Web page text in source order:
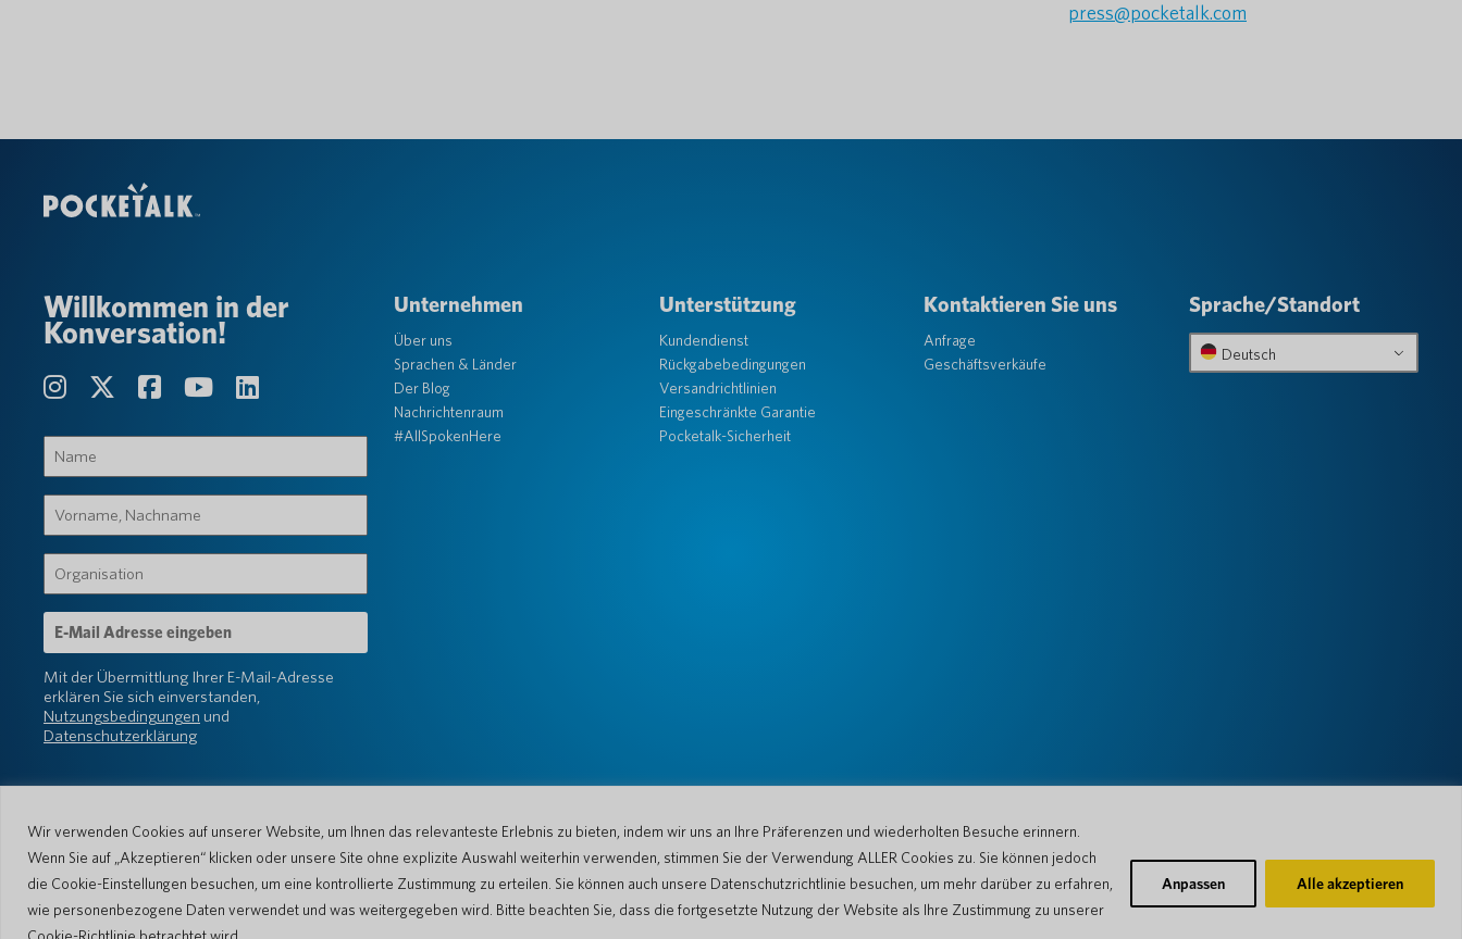
Wir verwenden Cookies auf unserer Website, um Ihnen das relevanteste Erlebnis zu bieten, indem wir uns an Ihre Präferenzen und wiederholten Besuche erinnern.
Wenn Sie auf „Akzeptieren“ klicken oder unsere Site ohne explizite Auswahl weiterhin verwenden, stimmen Sie der Verwendung ALLER Cookies zu. Sie können jedoch
die Cookie-Einstellungen besuchen, um eine kontrollierte Zustimmung zu erteilen. Sie können auch unsere Datenschutzrichtlinie besuchen, um mehr darüber zu erfahren,
wie personenbezogene Daten verwendet und was weitergegeben wird. Bitte beachten Sie, dass die fortgesetzte Nutzung der Website als Ihre Zustimmung zu unserer
Cookie-Richtlinie betrachtet wird.
Anpassen Alle akzeptieren
press@pocketalk.com
Willkommen in der
Konversation!
(erforderlich)
Nachname
(erforderlich)
E-
Mail-
(erforderlich)
Mit der Übermittlung Ihrer E-Mail-Adresse
erklären Sie sich einverstanden,
Nutzungsbedingungen und
Datenschutzerklärung
Unternehmen
Über uns
Sprachen & Länder
Der Blog
Nachrichtenraum
#AllSpokenHere
Unterstützung
Kundendienst
Rückgabebedingungen
Versandrichtlinien
Eingeschränkte Garantie
Pocketalk-Sicherheit
Kontaktieren Sie uns
Anfrage
Geschäftsverkäufe
Sprache/Standort
Deutsch
© 2026 Pocketalk Cookie-Richtlinie Cookie-Einstellungen Datenschutzerklärung Nutzungsbedingungen der Website